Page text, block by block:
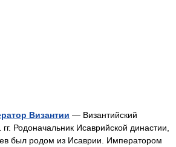
Византии — Византийский
Родоначальник Исаврийской династии,
был родом из Исаврии. Императором